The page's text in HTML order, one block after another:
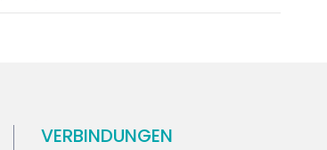
VERBINDUNGEN